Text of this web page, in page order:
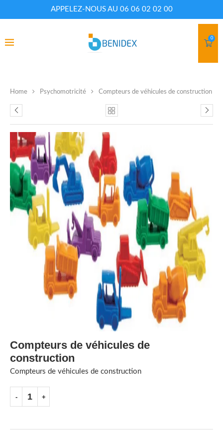
APPELEZ-NOUS AU 06 06 02 02 00
0
Home Psychomotricité Compteurs de véhicules de construction
Compteurs de véhicules de
construction
Compteurs de véhicules de construction